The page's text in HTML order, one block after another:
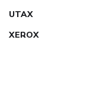
UTAX
XEROX